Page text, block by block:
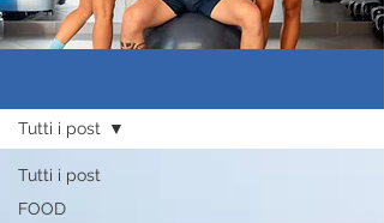
Tutti i post
FOOD
Tutti i post